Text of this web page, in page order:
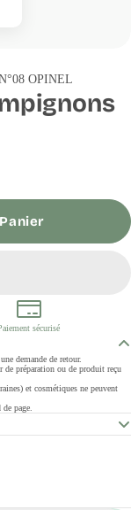
OPINEL
sécurisé
demande de retour.
de préparation ou de produit reçu
et cosmétiques ne peuvent
page.